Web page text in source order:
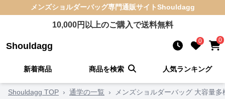
メンズショルダーバッグ専門通販サイトShouldagg
10,000円以上のご購入で送料無料
Shouldagg 0 0
新着商品 商品を検索 人気ランキング
Shouldagg TOP › 通学の一覧 › メンズショルダーバッグ 大容量